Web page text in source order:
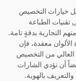
خيارات التخصيص
تقنيات الطباعة
التجارية بدقةٍ تامة.
معقدة، فإن
العالي من التخصيص
أن تؤدي الشارات
والتعريف بالهوية.